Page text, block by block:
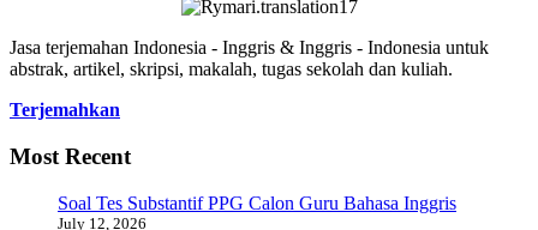
Jasa terjemahan Indonesia - Inggris & Inggris - Indonesia untuk
abstrak, artikel, skripsi, makalah, tugas sekolah dan kuliah.
Terjemahkan
Most Recent
Soal Tes Substantif PPG Calon Guru Bahasa Inggris
July 12, 2026